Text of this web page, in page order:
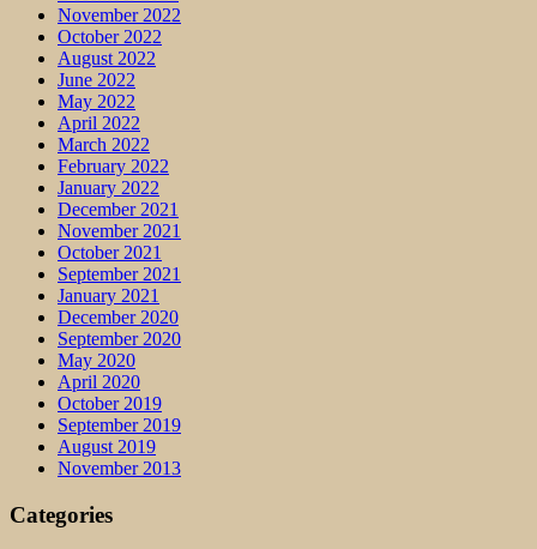
November 2022
October 2022
August 2022
June 2022
May 2022
April 2022
March 2022
February 2022
January 2022
December 2021
November 2021
October 2021
September 2021
January 2021
December 2020
September 2020
May 2020
April 2020
October 2019
September 2019
August 2019
November 2013
Categories